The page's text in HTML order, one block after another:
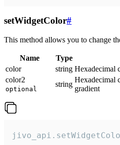
setWidgetColor#
This method allows you to change
Name Type
color
string Hexadecimal
color2
optional
string
Hexadecimal
gradient